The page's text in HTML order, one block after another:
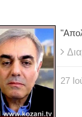
27